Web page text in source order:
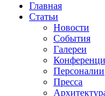
Главная
Статьи
Новости
События
Галереи
Персоналии
Пресса